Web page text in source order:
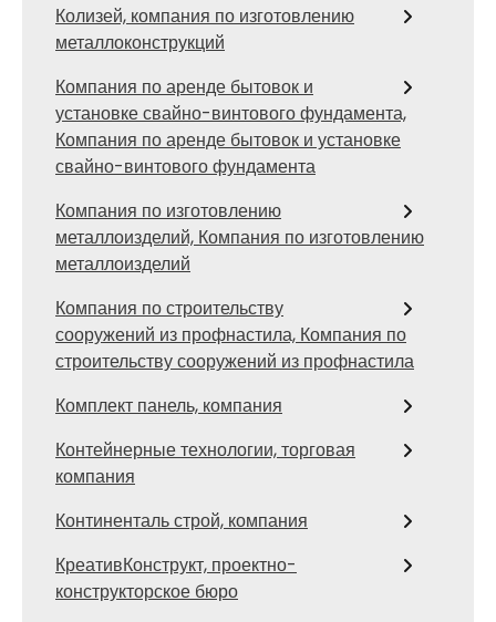
Колизей, компания по изготовлению
металлоконструкций
Компания по аренде бытовок и
установке свайно-винтового фундамента,
Компания по аренде бытовок и установке
свайно-винтового фундамента
Компания по изготовлению
металлоизделий, Компания по изготовлению
металлоизделий
Компания по строительству
сооружений из профнастила, Компания по
строительству сооружений из профнастила
Комплект панель, компания
Контейнерные технологии, торговая
компания
Континенталь строй, компания
КреативКонструкт, проектно-
конструкторское бюро